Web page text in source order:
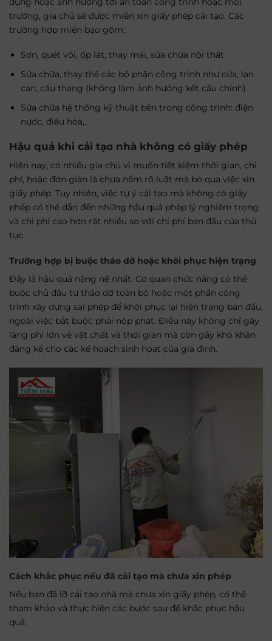
trường, gia chủ sẽ được miễn xin giấy phép cải tạo. Các
trường hợp miễn bao gồm:
Sơn, quét vôi, ốp lát, thay mái, sửa chữa nội thất.
Sửa chữa, thay thế các bộ phận công trình như cửa, lan
can, cầu thang (không làm ảnh hưởng kết cấu chính).
Sửa chữa hệ thống kỹ thuật bên trong công trình: điện
nước, điều hòa,…
Hậu quả khi cải tạo nhà không có giấy phép
Hiện nay, có nhiều gia chủ vì muốn tiết kiệm thời gian, chi
phí, hoặc đơn giản là chưa nắm rõ luật mà bỏ qua việc xin
giấy phép. Tuy nhiên, việc tự ý cải tạo mà không có giấy
phép có thể dẫn đến những hậu quả pháp lý nghiêm trọng
và chi phí cao hơn rất nhiều so với chi phí ban đầu của thủ
tục.
Trường hợp bị buộc tháo dỡ hoặc khôi phục hiện trạng
Đây là hậu quả nặng nề nhất. Cơ quan chức năng có thể
buộc chủ đầu tư tháo dỡ toàn bộ hoặc một phần công
trình xây dựng sai phép để khôi phục lại hiện trạng ban đầu,
ngoài việc bắt buộc phải nộp phát. Điều này không chỉ gây
lãng phí lớn về vật chất và thời gian mà còn gây khó khăn
đáng kể cho các kế hoạch sinh hoạt của gia đình.
Cách khắc phục nếu đã cải tạo mà chưa xin phép
Nếu bạn đã lỡ cải tạo nhà mà chưa xin giấy phép, có thể
tham khảo và thực hiện các bước sau để khắc phục hậu
quả: